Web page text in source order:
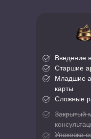
Введение
Старшие
Младшие
карты
Сложные
Закрытый
Упаковка